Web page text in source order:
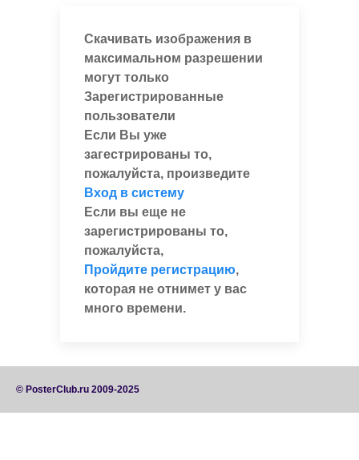
Скачивать изображения в
максимальном разрешении
могут только
Зарегистрированные
пользователи
Если Вы уже
загестрированы то,
пожалуйста, произведите
Вход в систему
Если вы еще не
зарегистрированы то,
пожалуйста,
Пройдите регистрацию,
которая не отнимет у вас
много времени.
© PosterClub.ru 2009-2025